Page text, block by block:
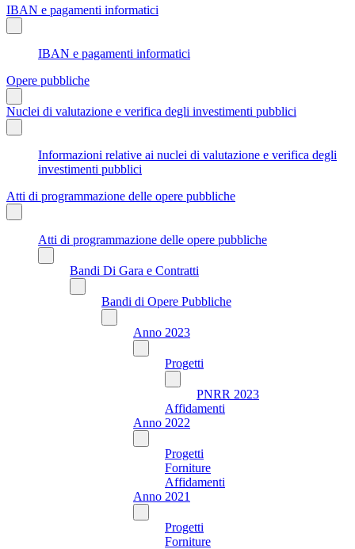
IBAN e pagamenti informatici
IBAN e pagamenti informatici
Opere pubbliche
Nuclei di valutazione e verifica degli investimenti pubblici
Informazioni relative ai nuclei di valutazione e verifica degli
investimenti pubblici
Atti di programmazione delle opere pubbliche
Atti di programmazione delle opere pubbliche
Bandi Di Gara e Contratti
Bandi di Opere Pubbliche
Anno 2023
Progetti
PNRR 2023
Affidamenti
Anno 2022
Progetti
Forniture
Affidamenti
Anno 2021
Progetti
Forniture